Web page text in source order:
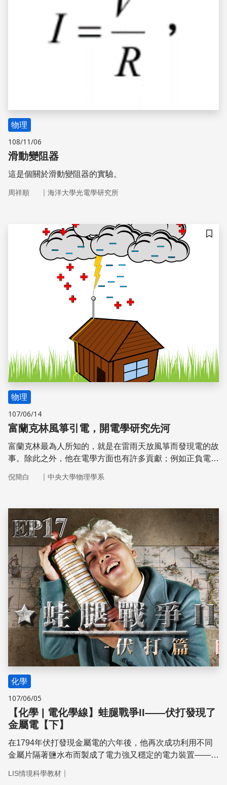
物理
108/11/06
滑動變阻器
這是個關於滑動變阻器的實驗。
周祥順 ｜ 海洋大學光電學研究所
儲存
物理
107/06/14
富蘭克林風箏引電，開電學研究先河
富蘭克林最為人所知的，就是在雷雨天放風箏而發現電的故
事。除此之外，他在電學方面也有許多貢獻；例如正負電的
（conductor）、電容器（condenser）、電池（battery）
倪簡白 ｜ 中央大學物理學系
儲存
化學
107/06/05
【化學 | 電化學線】蛙腿戰爭II——伏打發現了
金屬電【下】
在1794年伏打發現金屬電的六年後，他再次成功利用不同
金屬片隔著鹽水布而製成了電力強又穩定的電力裝置——伏
LIS情境科學教材 ｜